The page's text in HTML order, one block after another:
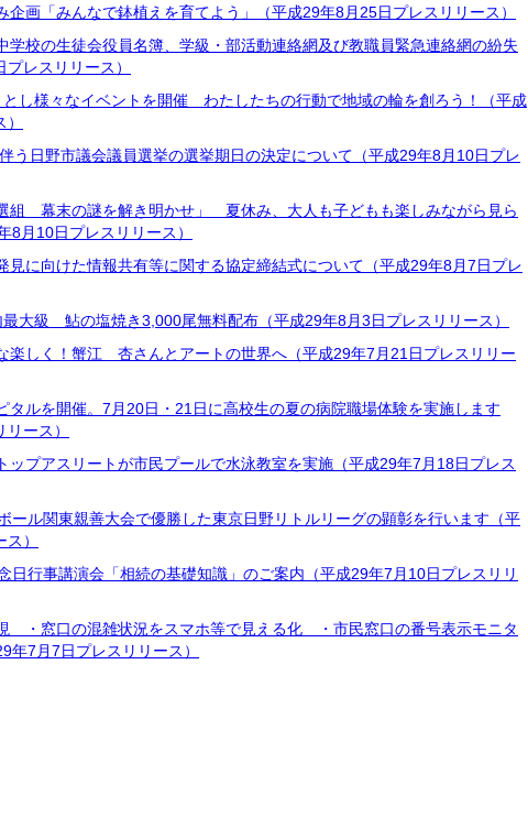
画「みんなで鉢植えを育てよう」（平成29年8月25日プレスリリース）
学校の生徒会役員名簿、学級・部活動連絡網及び教職員緊急連絡網の紛失
レスリリース）
し様々なイベントを開催 わたしたちの行動で地域の輪を創ろう！（平成
う日野市議会議員選挙の選挙期日の決定について（平成29年8月10日プレ
組 幕末の謎を解き明かせ」 夏休み、大人も子どもも楽しみながら見ら
8月10日プレスリリース）
見に向けた情報共有等に関する協定締結式について（平成29年8月7日プレ
大級 鮎の塩焼き3,000尾無料配布（平成29年8月3日プレスリリース）
楽しく！蟹江 杏さんとアートの世界へ（平成29年7月21日プレスリリー
タルを開催。7月20日・21日に高校生の夏の病院職場体験を実施します
ース）
ップアスリートが市民プールで水泳教室を実施（平成29年7月18日プレス
ール関東親善大会で優勝した東京日野リトルリーグの顕彰を行います（平
）
行事講演会「相続の基礎知識」のご案内（平成29年7月10日プレスリリ
・窓口の混雑状況をスマホ等で見える化 ・市民窓口の番号表示モニタ
年7月7日プレスリリース）